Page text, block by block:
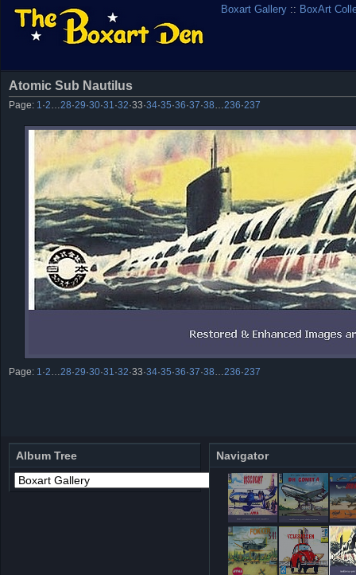
Boxart Gallery :: BoxArt
Atomic Sub Nautilus
Page: 1 ·2 28·29·30·31 ·32·33·34·35·36·37·38 236·237
Page: 1 ·2 28·29·30·31 ·32·33·34·35·36·37·38 236·237
Album Tree Navigator